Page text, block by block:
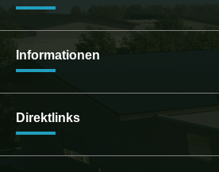
Informationen
Direktlinks